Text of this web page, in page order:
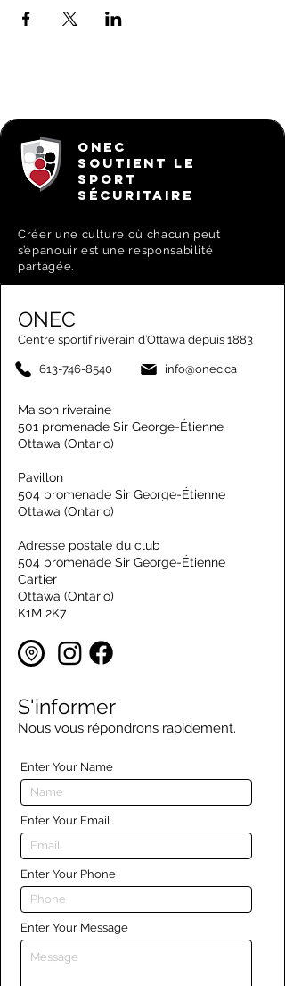
ONEC
SOUTIENT LE
SPORT
SÉCURITAIRE
Créer une culture où chacun peut
s’épanouir est une responsabilité
partagée.
ONEC
Centre sportif riverain d’Ottawa depuis 1883
613-746-8540 info@onec.ca
Maison riveraine
501 promenade Sir George-Étienne
Ottawa (Ontario)
Pavillon
504 promenade Sir George-Étienne
Ottawa (Ontario)
Adresse postale du club
504 promenade Sir George-Étienne
Cartier
Ottawa (Ontario)
K1M 2K7
S'informer
Nous vous répondrons rapidement.
Enter Your Name
Enter Your Email
Enter Your Phone
Enter Your Message